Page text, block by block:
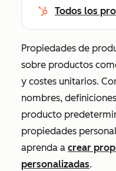
Todos los
Propiedades de
sobre productos
y costes unitarios.
nombres,
producto
propiedades
aprenda a crear
personalizadas.